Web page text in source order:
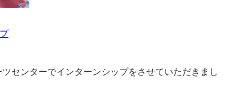
センターでインターンシップをさせていただきまし